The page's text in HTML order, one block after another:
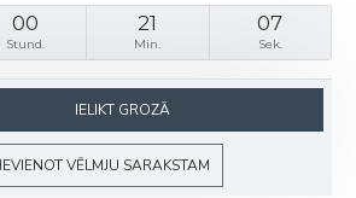
00
Stund.
21
Min.
07
Sek.
IELIKT GROZĀ
VĒLMJU SARAKSTAM